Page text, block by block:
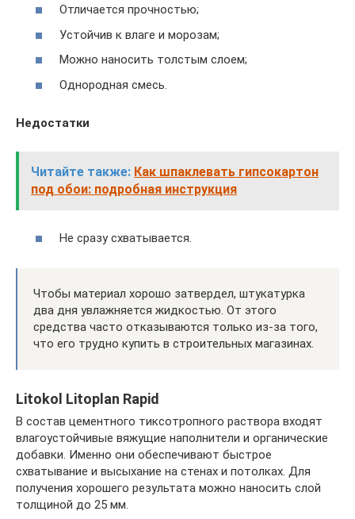
Отличается прочностью;
Устойчив к влаге и морозам;
Можно наносить толстым слоем;
Однородная смесь.
Недостатки
Читайте также: Как шпаклевать гипсокартон
под обои: подробная инструкция
Не сразу схватывается.
Чтобы материал хорошо затвердел, штукатурка
два дня увлажняется жидкостью. От этого
средства часто отказываются только из-за того,
что его трудно купить в строительных магазинах.
Litokol Litoplan Rapid
В состав цементного тиксотропного раствора входят
влагоустойчивые вяжущие наполнители и органические
добавки. Именно они обеспечивают быстрое
схватывание и высыхание на стенах и потолках. Для
получения хорошего результата можно наносить слой
толщиной до 25 мм.